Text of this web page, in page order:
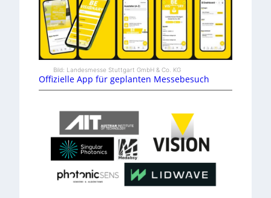
Bild: Landesmesse Stuttgart GmbH & Co. KG
Offizielle App für geplanten Messebesuch